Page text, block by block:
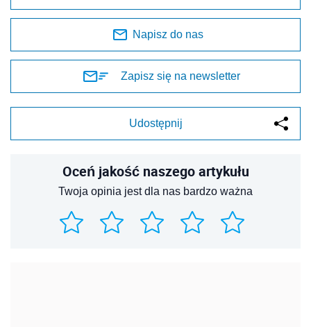
Napisz do nas
Zapisz się na newsletter
Udostępnij
Oceń jakość naszego artykułu
Twoja opinia jest dla nas bardzo ważna